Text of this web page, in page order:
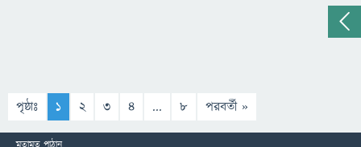
পৃষ্ঠাঃ 1 2 3 4 ... 8 পরবর্তী »